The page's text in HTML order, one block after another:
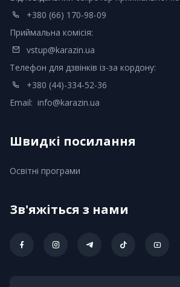
+380 (66) 170-98-09
Приймальна комісія:
vstup@karazin.ua
Телефон для дзвінків із-за кордону:
+380 (44)-334-52-36
Email: info@karazin.ua
Швидкі посилання
Освітні програми
Зв'яжіться з нами